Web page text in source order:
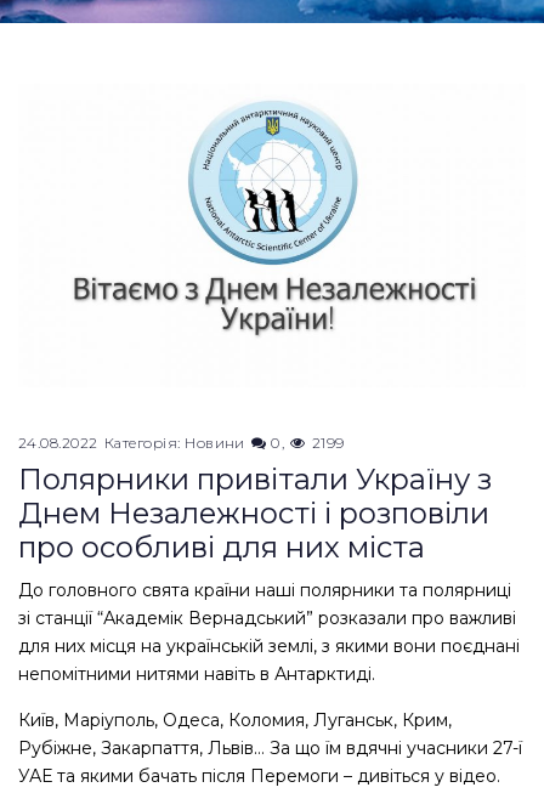
24.08.2022 Категорія: Новини 0 2199
Полярники привітали Україну з
Днем Незалежності і розповіли
про особливі для них міста
До головного свята країни наші полярники та полярниці
зі станції “Академік Вернадський” розказали про важливі
для них місця на українській землі, з якими вони поєднані
непомітними нитями навіть в Антарктиді.
Київ, Маріуполь, Одеса, Коломия, Луганськ, Крим,
Рубіжне, Закарпаття, Львів… За що їм вдячні учасники 27-ї
УАЕ та якими бачать після Перемоги – дивіться у відео.